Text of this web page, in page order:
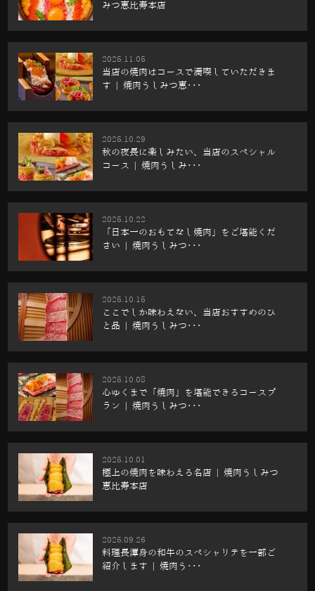
みつ恵比寿本店
2025.11.05
当店の焼肉はコースで満喫していただきま
す | 焼肉うしみつ恵･･･
2025.10.29
秋の夜長に楽しみたい、当店のスペシャル
コース | 焼肉うしみ･･･
2025.10.22
「日本一のおもてなし焼肉」をご堪能くだ
さい | 焼肉うしみつ･･･
2025.10.15
ここでしか味わえない、当店おすすめのひ
と品 | 焼肉うしみつ･･･
2025.10.08
心ゆくまで「焼肉」を堪能できるコースプ
ラン | 焼肉うしみつ･･･
2025.10.01
極上の焼肉を味わえる名店 | 焼肉うしみつ
恵比寿本店
2025.09.26
料理長渾身の和牛のスペシャリテを一部ご
紹介します | 焼肉う･･･